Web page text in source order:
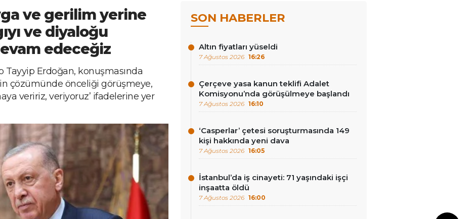
ve gerilim yerine
ve diyaloğu
edeceğiz
Tayyip Erdoğan, konuşmasında
çözümünde önceliği görüşmeye,
veririz, veriyoruz’ ifadelerine yer
SON HABERLER
Altın fiyatları yüseldi
7 Ağustos 2026 16:26
Çerçeve yasa kanun teklifi Adalet
Komisyonu’nda görüşülmeye başlandı
7 Ağustos 2026 16:10
‘Casperlar’ çetesi soruşturmasında 149
kişi hakkında yeni dava
7 Ağustos 2026 16:05
İstanbul’da iş cinayeti: 71 yaşındaki işçi
inşaatta öldü
7 Ağustos 2026 16:00